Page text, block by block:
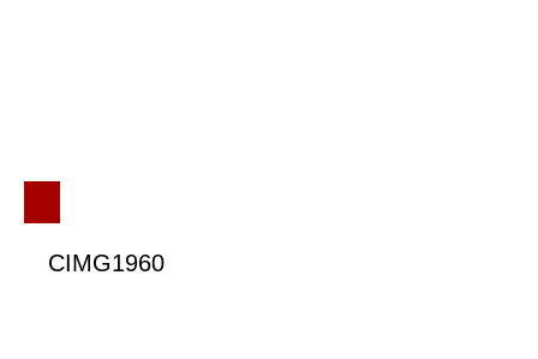
CIMG1960